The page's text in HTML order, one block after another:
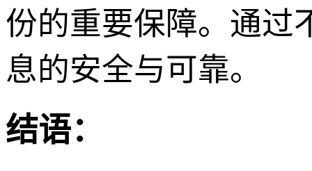
份的重要保障。通过
息的安全与可靠。
结语：